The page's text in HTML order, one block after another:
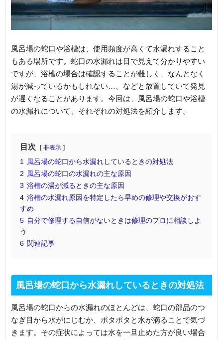
風呂場の蛇口や浴槽は、使用頻度が高くて水漏れすること
もある場所です。蛇口の水漏れは目で見えて分かりやすい
ですが、浴槽の場合は確認することが難しく、なんとなく
湯が減っているかもしれない…、などと放置していて発見
が遅くなることがあります。今回は、風呂場の蛇口や浴槽
の水漏れについて、それぞれの対処法を紹介します。
目次 非表示
1 風呂場の蛇口から水漏れしているときの対処法
2 風呂場の蛇口の水漏れの主な原因
3 浴槽の湯が減るときの主な原因
4 浴槽の水漏れ原因を特定したら早めの修理や交換がおす
すめ
5 自分で修理する自信がないときは修理のプロに相談しよ
う
6 関連記事
風呂場の蛇口から水漏れしているときの対処法
風呂場の蛇口からの水漏れのほとんどは、蛇口の部品のつ
なぎ目から水がにじむか、ポタポタと水が滴ることで気づ
きます。その症状によっては水を一旦止めた方が良い場合